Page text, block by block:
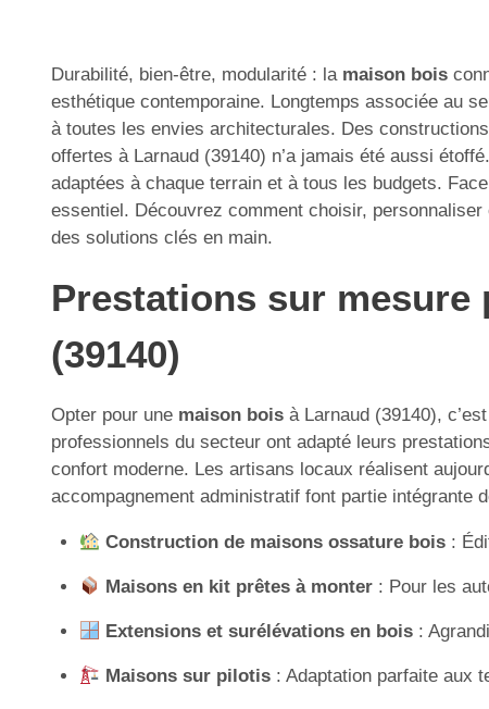
Durabilité, bien-être, modularité : la maison bois
esthétique contemporaine. Longtemps associée au
à toutes les envies architecturales. Des
offertes à Larnaud (39140) n’a jamais été aussi
adaptées à chaque terrain et à tous les budgets.
essentiel. Découvrez comment choisir,
des solutions clés en main.
Prestations sur
(39140)
Opter pour une maison bois à Larnaud (39140),
professionnels du secteur ont adapté leurs
confort moderne. Les artisans locaux réalisent
accompagnement administratif font partie intégrante
Construction de maisons ossature bois:
Maisons en kit prêtes à monter: Pour les
Extensions et surélévations en bois:
Maisons sur pilotis: Adaptation parfaite aux